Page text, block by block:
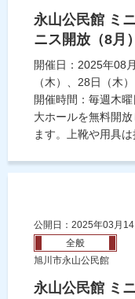
永山公民館 ミ
ニス開放（8月）
開催日：2025年08
（木）、28日（木）
開催時間：毎週木
大ホールを無料開
ます。上靴や用具は
公開日：2025年03月14
全般
旭川市永山公民館
永山公民館 ミ